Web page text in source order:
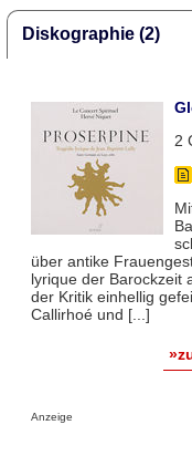
Diskographie (2)
2
über antike
lyrique der Barockzeit
der Kritik einhellig
Callirhoé und [...]
Anzeige